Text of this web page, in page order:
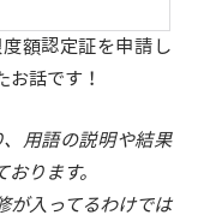
額認定証を申請し
お話です！
用語の説明や結果
ります。
が入ってるわけでは